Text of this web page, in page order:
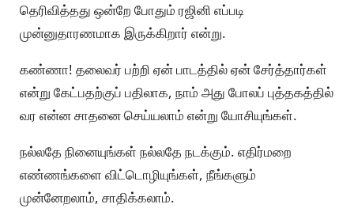
தெரிவித்தது ஒன்றே போதும் ரஜினி எப்படி
முன்னுதாரணமாக இருக்கிறார் என்று.
கண்ணா! தலைவர் பற்றி ஏன் பாடத்தில் ஏன் சேர்த்தார்கள்
என்று கேட்பதற்குப் பதிலாக, நாம் அது போலப் புத்தகத்தில்
வர என்ன சாதனை செய்யலாம் என்று யோசியுங்கள்.
நல்லதே நினையுங்கள் நல்லதே நடக்கும். எதிர்மறை
எண்ணங்களை விட்டொழியுங்கள், நீங்களும்
முன்னேறலாம், சாதிக்கலாம்.